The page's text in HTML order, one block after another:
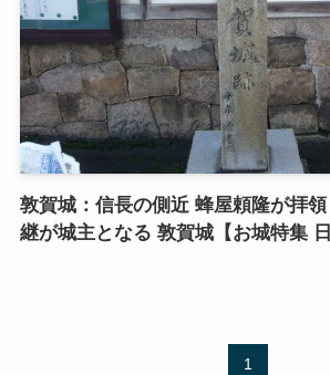
敦賀城：信長の側近 蜂屋頼隆が拝
継が城主となる 敦賀城【お城特集 日
1